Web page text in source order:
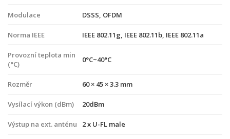
Modulace DSSS, OFDM
Norma IEEE IEEE 802.11g, IEEE 802.11b, IEEE 802.11a
Provozní teplota min
(°C)
0°C~40°C
Rozměr 60 × 45 × 3.3 mm
Vysílací výkon (dBm) 20dBm
Výstup na ext. anténu 2 x U-FL male